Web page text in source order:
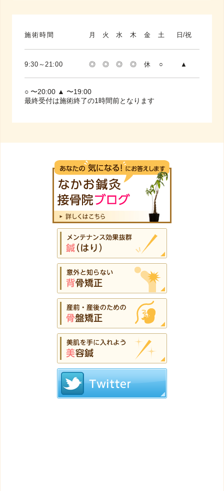
施術時間 月 火 水 木 金 土 日/祝
9:30～21:00 ◎ ◎ ◎ ◎ 休 ○ ▲
○ 〜20:00 ▲ 〜19:00
最終受付は施術終了の1時間前となります